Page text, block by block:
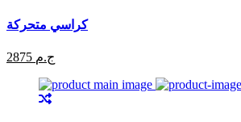
كراسي متحركة
2875 ج.م